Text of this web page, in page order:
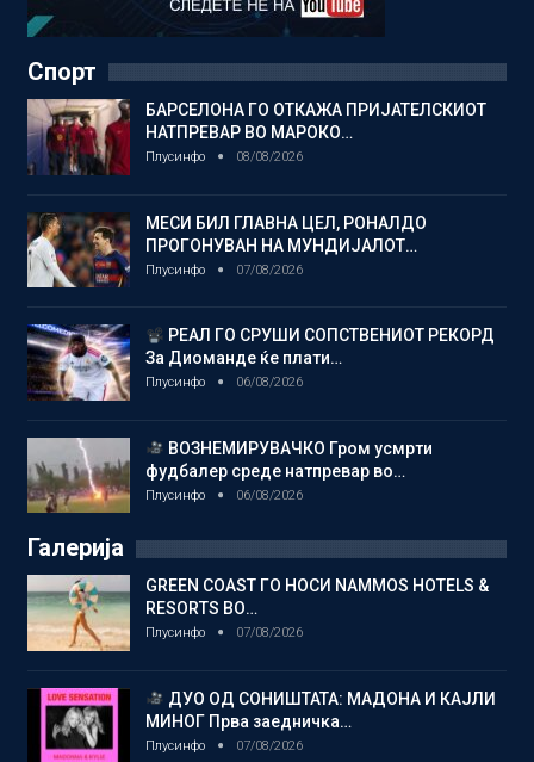
Спорт
БАРСЕЛОНА ГО ОТКАЖА ПРИЈАТЕЛСКИОТ
НАТПРЕВАР ВО МАРОКО…
Плусинфо 08/08/2026
МЕСИ БИЛ ГЛАВНА ЦЕЛ, РОНАЛДО
ПРОГОНУВАН НА МУНДИЈАЛОТ…
Плусинфо 07/08/2026
РЕАЛ ГО СРУШИ СОПСТВЕНИОТ РЕКОРД
За Диоманде ќе плати…
Плусинфо 06/08/2026
ВОЗНЕМИРУВАЧКО Гром усмрти
фудбалер среде натпревар во…
Плусинфо 06/08/2026
Галерија
GREEN COAST ГО НОСИ NAMMOS HOTELS &
RESORTS ВО…
Плусинфо 07/08/2026
ДУО ОД СОНИШТАТА: МАДОНА И КАЈЛИ
МИНОГ Прва заедничка…
Плусинфо 07/08/2026